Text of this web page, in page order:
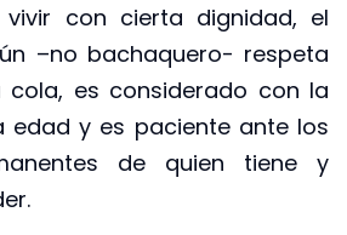
con cierta dignidad, el
–no bachaquero- respeta
es considerado con la
edad y es paciente ante los
de quien tiene y